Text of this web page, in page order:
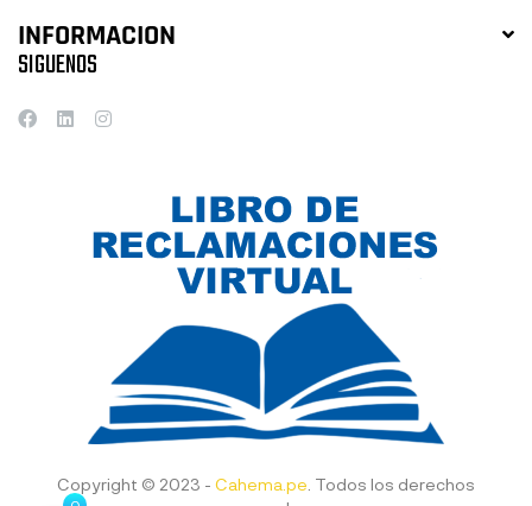
INFORMACION
SIGUENOS
Copyright © 2023 - Cahema.pe . Todos los derechos